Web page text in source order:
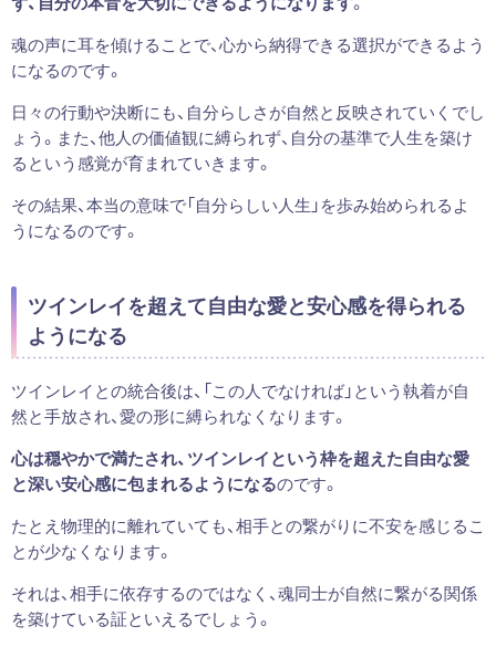
魂の声に耳を傾けることで、心から納得できる選択ができるよう
になるのです。
日々の行動や決断にも、自分らしさが自然と反映されていくでし
ょう。また、他人の価値観に縛られず、自分の基準で人生を築け
るという感覚が育まれていきます。
その結果、本当の意味で「自分らしい人生」を歩み始められるよ
うになるのです。
ツインレイを超えて自由な愛と安心感を得られる
ようになる
ツインレイとの統合後は、「この人でなければ」という執着が自
然と手放され、愛の形に縛られなくなります。
心は穏やかで満たされ、ツインレイという枠を超えた自由な愛
と深い安心感に包まれるようになるのです。
たとえ物理的に離れていても、相手との繋がりに不安を感じるこ
とが少なくなります。
それは、相手に依存するのではなく、魂同士が自然に繋がる関係
を築けている証といえるでしょう。